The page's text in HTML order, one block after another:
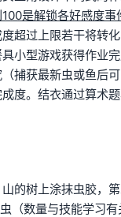
是解锁各好感度事
超过上限若干将转化
小型游戏获得作业完
捕获最新虫或鱼后
度。 结衣通过算术
的树上涂抹虫胶，
（数量与技能学习